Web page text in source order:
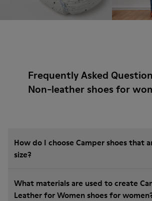
Frequently Asked
Non-leather shoes for
How do I choose Camper shoes that
size?
What materials are used to create
Leather for Women shoes for